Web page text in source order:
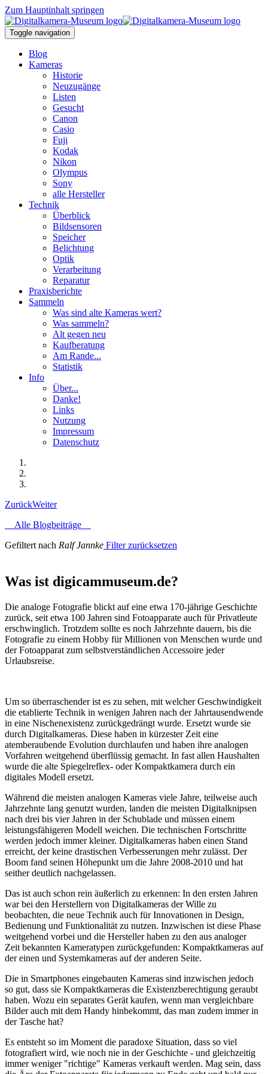
Zum Hauptinhalt springen
Toggle navigation
Blog
Kameras
Historie
Neuzugänge
Listen
Gesucht
Canon
Casio
Fuji
Kodak
Nikon
Olympus
Sony
alle Hersteller
Technik
Überblick
Bildsensoren
Speicher
Belichtung
Optik
Verarbeitung
Reparatur
Praxisberichte
Sammeln
Was sind alte Kameras wert?
Was sammeln?
Alt gegen neu
Kaufberatung
Am Rande...
Statistik
Info
Über...
Danke!
Links
Nutzung
Impressum
Datenschutz
ZurückWeiter
Alle Blogbeiträge
Gefiltert nach Ralf Jannke Filter zurücksetzen
Was ist digicammuseum.de?
Die analoge Fotografie blickt auf eine etwa 170-jährige Geschichte
zurück, seit etwa 100 Jahren sind Fotoapparate auch für Privatleute
erschwinglich. Trotzdem sollte es noch Jahrzehnte dauern, bis die
Fotografie zu einem Hobby für Millionen von Menschen wurde und
der Fotoapparat zum selbstverständlichen Accessoire jeder
Urlaubsreise.
Um so überraschender ist es zu sehen, mit welcher Geschwindigkeit
die etablierte Technik in wenigen Jahren nach der Jahrtausendwende
in eine Nischenexistenz zurückgedrängt wurde. Ersetzt wurde sie
durch Digitalkameras. Diese haben in kürzester Zeit eine
atemberaubende Evolution durchlaufen und haben ihre analogen
Vorfahren weitgehend überflüssig gemacht. In fast allen Haushalten
wurde die alte Spiegelreflex- oder Kompaktkamera durch ein
digitales Modell ersetzt.
Während die meisten analogen Kameras viele Jahre, teilweise auch
Jahrzehnte lang genutzt wurden, landen die meisten Digitalknipsen
nach drei bis vier Jahren in der Schublade und müssen einem
leistungsfähigeren Modell weichen. Die technischen Fortschritte
werden jedoch immer kleiner. Digitalkameras haben einen Stand
erreicht, der keine drastischen Verbesserungen mehr zulässt. Der
Boom fand seinen Höhepunkt um die Jahre 2008-2010 und hat
seither deutlich nachgelassen.
Das ist auch schon rein äußerlich zu erkennen: In den ersten Jahren
war bei den Herstellern von Digitalkameras der Wille zu
beobachten, die neue Technik auch für Innovationen in Design,
Bedienung und Funktionalität zu nutzen. Inzwischen ist diese Phase
weitgehend vorbei und die Hersteller haben zu den aus analoger
Zeit bekannten Kameratypen zurückgefunden: Kompaktkameras auf
der einen und Systemkameras auf der anderen Seite.
Die in Smartphones eingebauten Kameras sind inzwischen jedoch
so gut, dass sie Kompaktkameras die Existenzberechtigung geraubt
haben. Wozu ein separates Gerät kaufen, wenn man vergleichbare
Bilder auch mit dem Handy hinbekommt, das man zudem immer in
der Tasche hat?
Es entsteht so im Moment die paradoxe Situation, dass so viel
fotografiert wird, wie noch nie in der Geschichte - und gleichzeitig
immer weniger "richtige" Kameras verkauft werden. Mag sein, dass